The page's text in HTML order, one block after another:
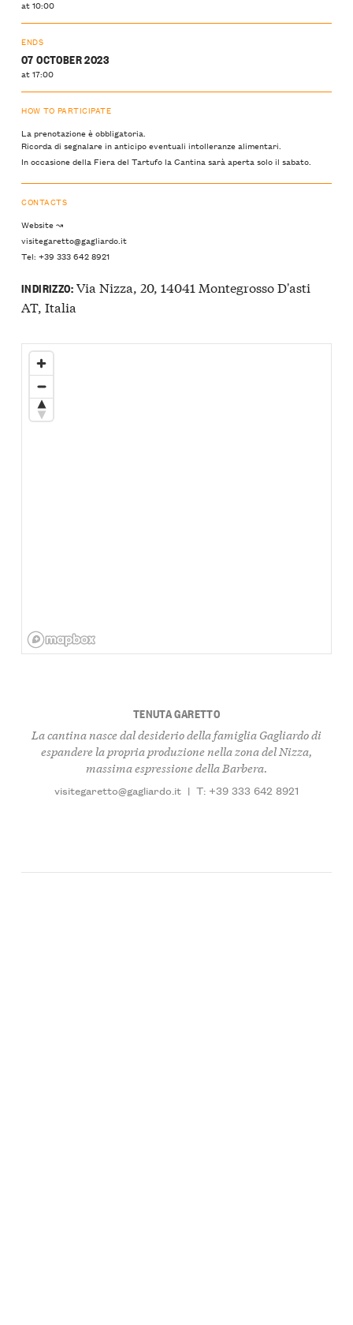
at 10:00
ENDS
07 OCTOBER 2023
at 17:00
HOW TO PARTICIPATE
La prenotazione è obbligatoria.
Ricorda di segnalare in anticipo eventuali intolleranze alimentari.
In occasione della Fiera del Tartufo la Cantina sarà aperta solo il sabato.
CONTACTS
Website ↝
visitegaretto@gagliardo.it
Tel: +39 333 642 8921
INDIRIZZO:Via Nizza, 20, 14041 Montegrosso D'asti
AT, Italia
TENUTA GARETTO
La cantina nasce dal desiderio della famiglia Gagliardo di
espandere la propria produzione nella zona del Nizza,
massima espressione della Barbera.
visitegaretto@gagliardo.it | T: +39 333 642 8921